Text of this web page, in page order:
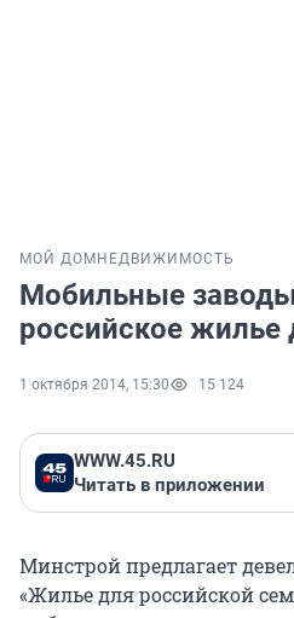
МОЙ ДОМ НЕДВИЖИМОСТЬ
Мобильные
российское жилье
1 октября 2014, 15:30 15 124
WWW.45.RU
Читать в приложении
Минстрой предлагает
«Жилье для российской